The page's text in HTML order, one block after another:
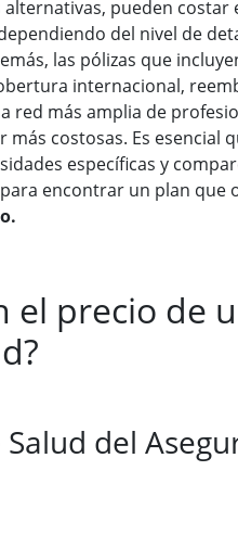
pueden costar
del nivel de
las pólizas que
internacional,
red más amplia de
costosas. Es esencial
específicas y
encontrar un plan que
el precio de
del